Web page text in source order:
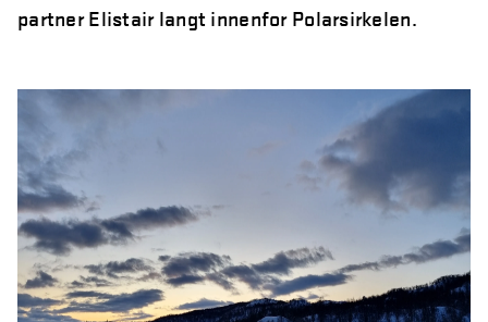
partner Elistair langt innenfor Polarsirkelen.